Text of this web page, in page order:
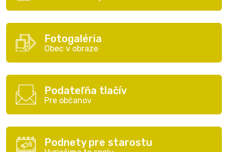
Fotogaléria
Obec v obraze
Podateľňa tlačív
Pre občanov
Podnety pre starostu